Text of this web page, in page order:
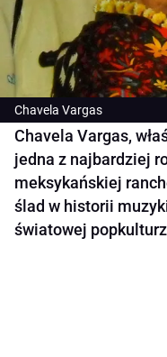
Chavela Vargas
Chavela Vargas,
jedna z najbardziej
meksykańskiej
ślad w historii
światowej